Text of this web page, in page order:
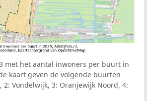
met het aantal inwoners per buurt in
kaart geven de volgende buurten
2: Vondelwijk, 3: Oranjewijk Noord, 4: